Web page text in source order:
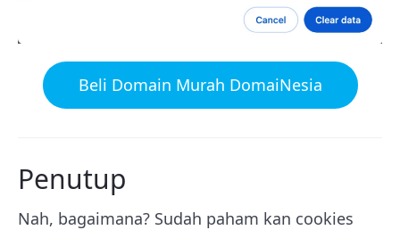
Beli Domain Murah DomaiNesia
Penutup
Nah, bagaimana? Sudah paham kan cookies